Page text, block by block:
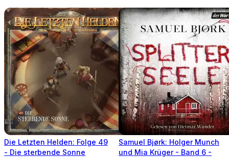
Die Letzten Helden: Folge 49
- Die sterbende Sonne
Samuel Bjørk: Holger Munch
und Mia Krüger - Band 6 -